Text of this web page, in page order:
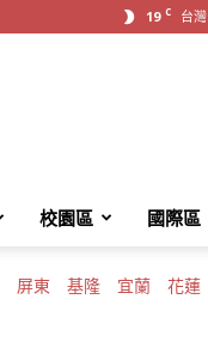
19 C 台灣
校園區 國際區
屏東 基隆 宜蘭 花蓮